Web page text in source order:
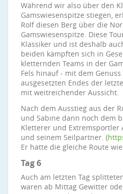
Während wir also über den
Gamswiesenspitze stiegen,
Rolf diesen Berg über die
Gamswiesenspitze. Diese
Klassiker und ist deshalb
beiden kämpften sich in
kletternden Teams in der
Fels hinauf - mit dem
ausgesetzten Endes der
mit weitreichender Aussicht.
Nach dem Ausstieg aus der
und Sabine dann noch dem
Kletterer und Extremsportler
und seinem Seilpartner. (
Er hatte die gleiche Route
Tag 6
Auch am letzten Tag
waren ab Mittag Gewitter